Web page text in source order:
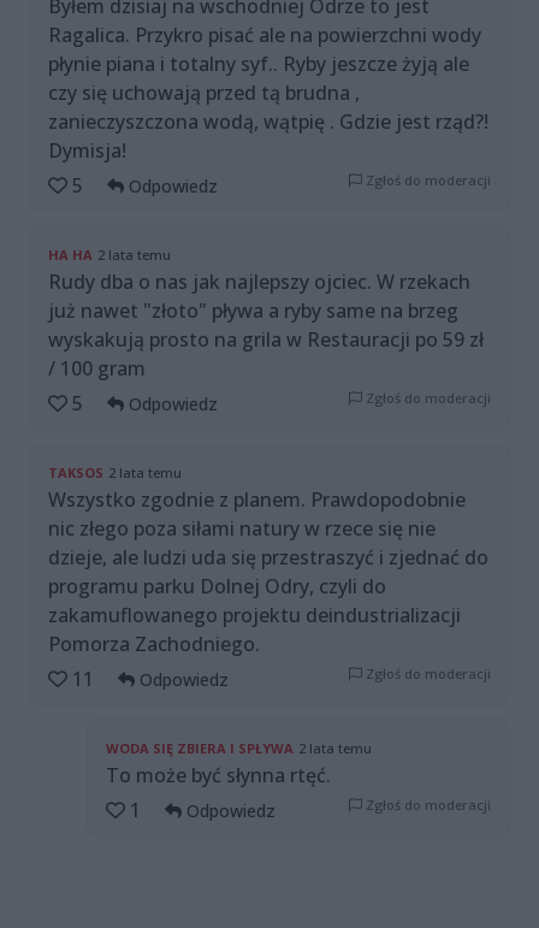
Byłem dzisiaj na wschodniej Odrze to jest
Ragalica. Przykro pisać ale na powierzchni wody
płynie piana i totalny syf.. Ryby jeszcze żyją ale
czy się uchowają przed tą brudna ,
zanieczyszczona wodą, wątpię . Gdzie jest rząd?!
Dymisja!
5
Odpowiedz Zgłoś do moderacji
HA HA 2 lata temu
Rudy dba o nas jak najlepszy ojciec. W rzekach
już nawet "złoto" pływa a ryby same na brzeg
wyskakują prosto na grila w Restauracji po 59 zł
/ 100 gram
5
Odpowiedz Zgłoś do moderacji
TAKSOS 2 lata temu
Wszystko zgodnie z planem. Prawdopodobnie
nic złego poza siłami natury w rzece się nie
dzieje, ale ludzi uda się przestraszyć i zjednać do
programu parku Dolnej Odry, czyli do
zakamuflowanego projektu deindustrializacji
Pomorza Zachodniego.
11
Odpowiedz Zgłoś do moderacji
WODA SIĘ ZBIERA I SPŁYWA 2 lata temu
To może być słynna rtęć.
1
Odpowiedz Zgłoś do moderacji